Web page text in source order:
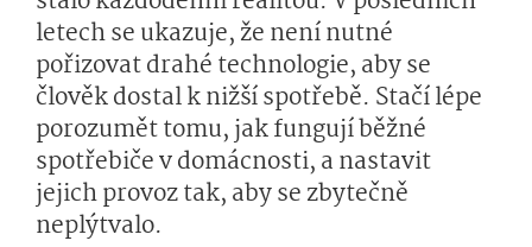
letech se ukazuje, že není nutné
pořizovat drahé technologie, aby se
člověk dostal k nižší spotřebě. Stačí lépe
porozumět tomu, jak fungují běžné
spotřebiče v domácnosti, a nastavit
jejich provoz tak, aby se zbytečně
neplýtvalo.